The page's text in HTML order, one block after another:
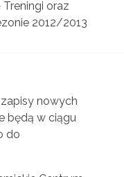
Treningi oraz
2012/2013
nowych
będą w ciągu
do